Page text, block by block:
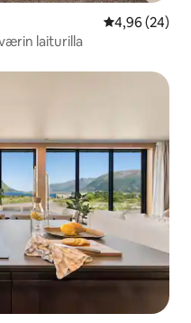
4,96 (24)
laiturilla